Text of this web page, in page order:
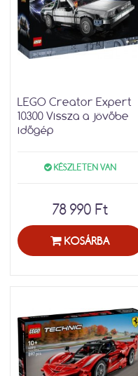
LEGO Creator Expert
10300 Vissza a jövőbe
időgép
KÉSZLETEN VAN
78 990 Ft
KOSÁRBA